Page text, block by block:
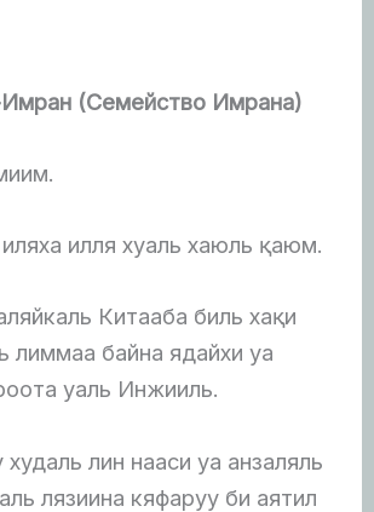
(Семейство Имрана)
илля хуаль хаюль қаюм.
Китааба биль хақи
лиммаа байна ядайхи уа
уаль Инжииль.
лин нааси уа анзаляль
лязиина кяфаруу би аятил